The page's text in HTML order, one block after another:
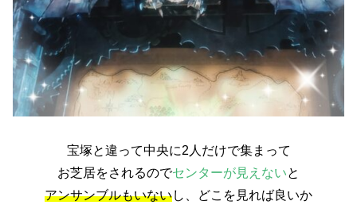
宝塚と違って中央に2人だけで集まって
お芝居をされるのでセンターが見えないと
アンサンブルもいないし、どこを見れば良いか